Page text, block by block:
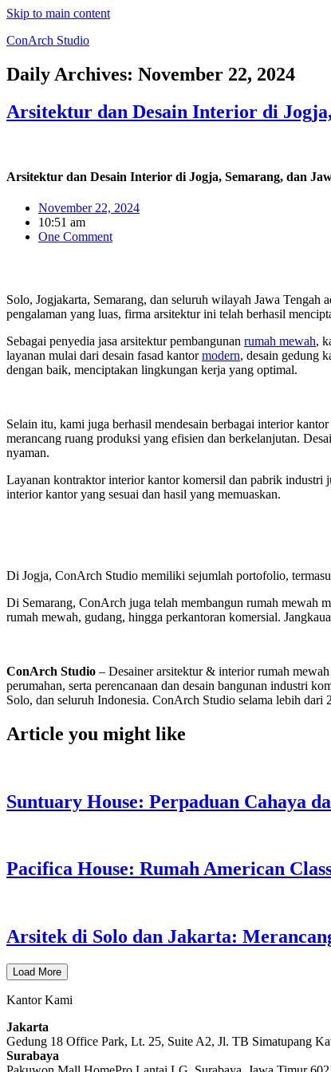
Skip to main content
ConArch Studio
Daily Archives: November 22, 2024
Arsitektur dan Desain Interior di
Arsitektur dan Desain Interior di Jogja, Semarang, dan
November 22, 2024
10:51 am
One Comment
Solo, Jogjakarta, Semarang, dan seluruh wilayah Jawa Tengah
pengalaman yang luas, firma arsitektur ini telah berhasil
Sebagai penyedia jasa arsitektur pembangunan rumah mewah,
layanan mulai dari desain fasad kantormodern, desain gedung
dengan baik, menciptakan lingkungan kerja yang optimal.
Selain itu, kami juga berhasil mendesain berbagai interior
merancang ruang produksi yang efisien dan berkelanjutan.
nyaman.
Layanan kontraktor interior kantor komersil dan pabrik industri
interior kantor yang sesuai dan hasil yang memuaskan.
Di Jogja, ConArch Studio memiliki sejumlah portofolio,
Di Semarang, ConArch juga telah membangun rumah mewah
rumah mewah, gudang, hingga perkantoran komersial.
ConArch Studio – Desainer arsitektur & interior rumah
perumahan, serta perencanaan dan desain bangunan industri
Solo, dan seluruh Indonesia. ConArch Studio selama lebih
Article you might like
Suntuary House: Perpaduan Cahaya
Pacifica House: Rumah American
Arsitek di Solo dan Jakarta:
Load More
Kantor Kami
Jakarta
Gedung 18 Office Park, Lt. 25, Suite A2, Jl. TB Simatupang
Surabaya